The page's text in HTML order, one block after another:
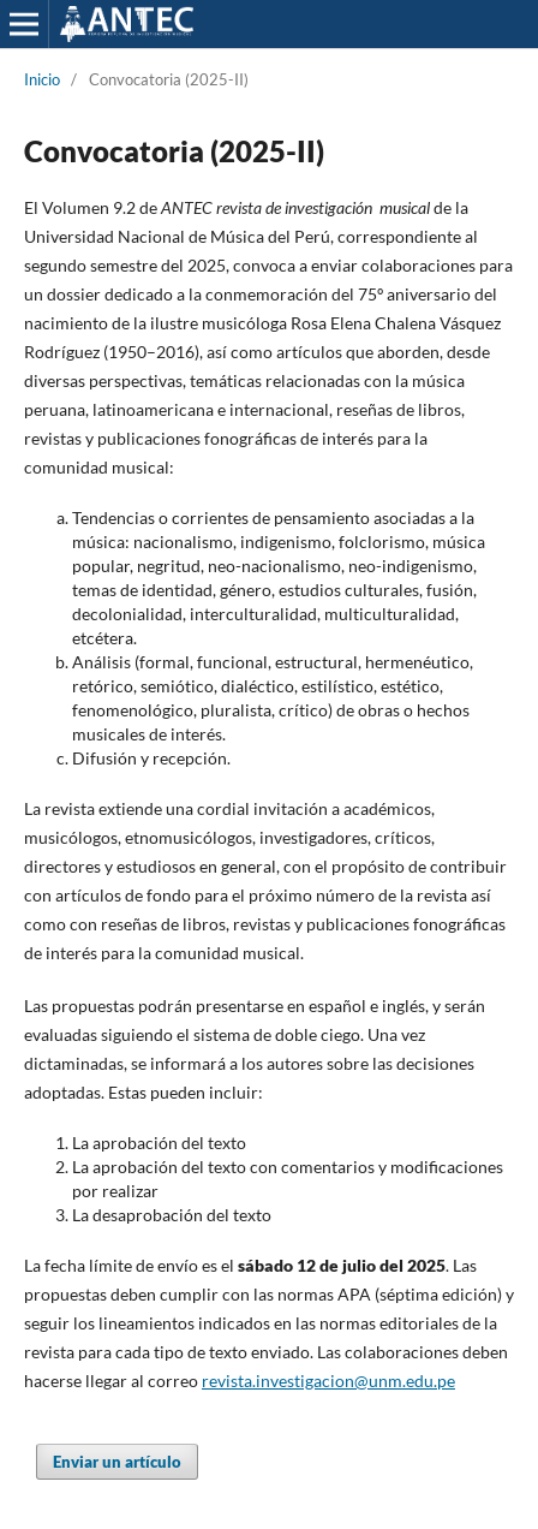
Inicio / Convocatoria (2025-II)
Convocatoria (2025-II)
El Volumen 9.2 deANTEC revista de investigación musicalde la
Universidad Nacional de Música del Perú, correspondiente al
segundo semestre del 2025, convoca a enviar colaboraciones para
un dossier dedicado a la conmemoración del 75º aniversario del
nacimiento de la ilustre musicóloga Rosa Elena Chalena Vásquez
Rodríguez (1950–2016), así como artículos que aborden, desde
diversas perspectivas, temáticas relacionadas con la música
peruana, latinoamericana e internacional, reseñas de libros,
revistas y publicaciones fonográficas de interés para la
comunidad musical:
Tendencias o corrientes de pensamiento asociadas a la
música: nacionalismo, indigenismo, folclorismo, música
popular, negritud, neo-nacionalismo, neo-indigenismo,
temas de identidad, género, estudios culturales, fusión,
decolonialidad, interculturalidad, multiculturalidad,
etcétera.
Análisis (formal, funcional, estructural, hermenéutico,
retórico, semiótico, dialéctico, estilístico, estético,
fenomenológico, pluralista, crítico) de obras o hechos
musicales de interés.
Difusión y recepción.
La revista extiende una cordial invitación a académicos,
musicólogos, etnomusicólogos, investigadores, críticos,
directores y estudiosos en general, con el propósito de contribuir
con artículos de fondo para el próximo número de la revista así
como con reseñas de libros, revistas y publicaciones fonográficas
de interés para la comunidad musical.
Las propuestas podrán presentarse en español e inglés, y serán
evaluadas siguiendo el sistema de doble ciego. Una vez
dictaminadas, se informará a los autores sobre las decisiones
adoptadas. Estas pueden incluir:
La aprobación del texto
La aprobación del texto con comentarios y modificaciones
por realizar
La desaprobación del texto
La fecha límite de envío es el sábado 12 de julio del 2025. Las
propuestas deben cumplir con las normas APA (séptima edición) y
seguir los lineamientos indicados en las normas editoriales de la
revista para cada tipo de texto enviado. Las colaboraciones deben
hacerse llegar al correo revista.investigacion@unm.edu.pe
Enviar un artículo